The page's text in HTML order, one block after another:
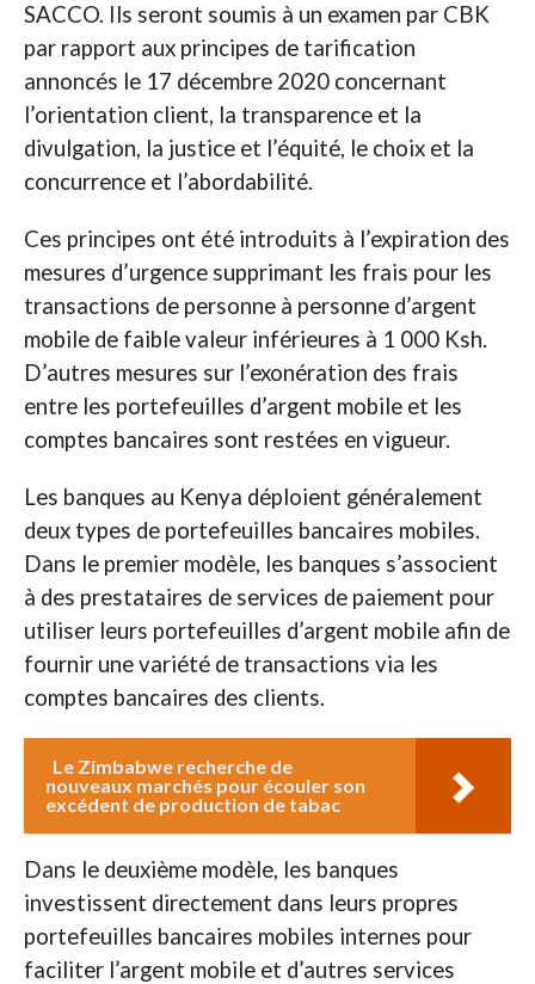
SACCO. Ils seront soumis à un examen par CBK
par rapport aux principes de tarification
annoncés le 17 décembre 2020 concernant
l’orientation client, la transparence et la
divulgation, la justice et l’équité, le choix et la
concurrence et l’abordabilité.
Ces principes ont été introduits à l’expiration des
mesures d’urgence supprimant les frais pour les
transactions de personne à personne d’argent
mobile de faible valeur inférieures à 1 000 Ksh.
D’autres mesures sur l’exonération des frais
entre les portefeuilles d’argent mobile et les
comptes bancaires sont restées en vigueur.
Les banques au Kenya déploient généralement
deux types de portefeuilles bancaires mobiles.
Dans le premier modèle, les banques s’associent
à des prestataires de services de paiement pour
utiliser leurs portefeuilles d’argent mobile afin de
fournir une variété de transactions via les
comptes bancaires des clients.
Le Zimbabwe recherche de
nouveaux marchés pour écouler son
excédent de production de tabac
Dans le deuxième modèle, les banques
investissent directement dans leurs propres
portefeuilles bancaires mobiles internes pour
faciliter l’argent mobile et d’autres services